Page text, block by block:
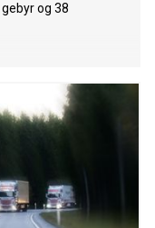
og 38